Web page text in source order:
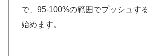
で、95-100%の範囲でプッシュす
始めます。